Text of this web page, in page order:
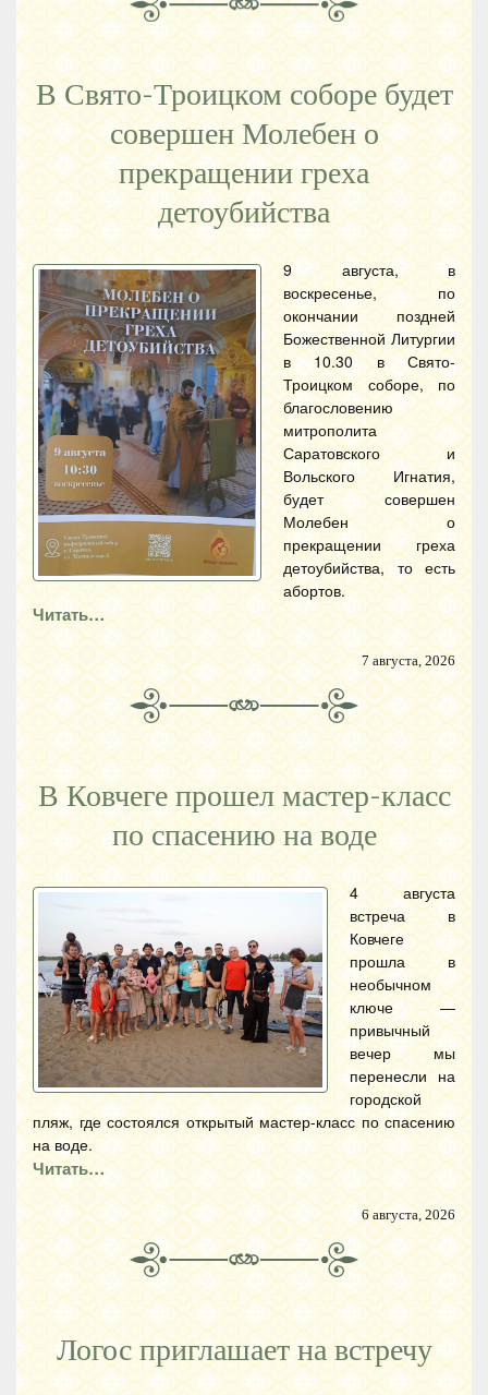
В Свято-Троицком соборе будет
совершен Молебен о
прекращении греха
детоубийства
9 августа, в
воскресенье, по
окончании поздней
Божественной Литургии
в 10.30 в Свято-
Троицком соборе, по
благословению
митрополита
Саратовского и
Вольского Игнатия,
будет совершен
Молебен о
прекращении греха
детоубийства, то есть
абортов.
Читать…
7 августа, 2026
В Ковчеге прошел мастер-класс
по спасению на воде
4 августа
встреча в
Ковчеге
прошла в
необычном
ключе —
привычный
вечер мы
перенесли на
городской
пляж, где состоялся открытый мастер-класс по спасению
на воде.
Читать…
6 августа, 2026
Логос приглашает на встречу